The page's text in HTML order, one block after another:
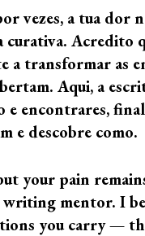
vezes, a tua dor
Acredito
transformar as
Aqui, a
e encontrares,
e descobre como.
your pain
mentor. I
you carry —